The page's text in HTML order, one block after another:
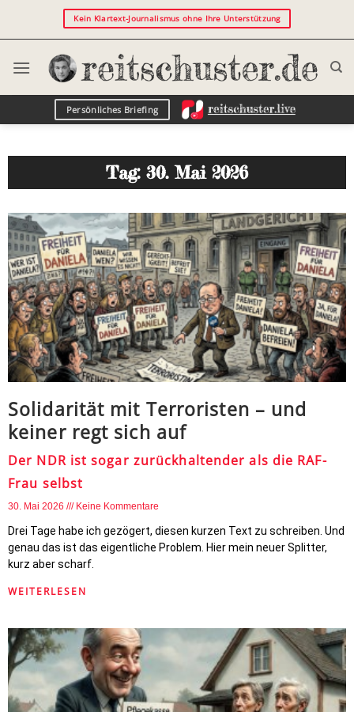
Kein Klartext-Journalismus ohne Ihre Unterstützung
Persönliches Briefing
Tag: 30. Mai 2026
Solidarität mit Terroristen – und
keiner regt sich auf
Der NDR ist sogar zurückhaltender als die RAF-
Frau selbst
30. Mai 2026 Keine Kommentare
Drei Tage habe ich gezögert, diesen kurzen Text zu schreiben. Und
genau das ist das eigentliche Problem. Hier mein neuer Splitter,
kurz aber scharf.
WEITERLESEN